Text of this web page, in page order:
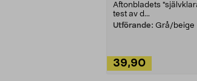
Aftonbladets
test av d...
Utförande: Grå/beige
39,90